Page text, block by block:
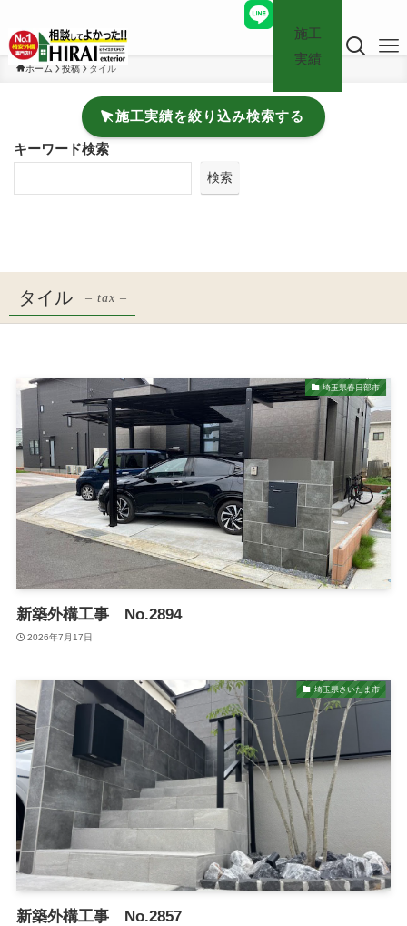
施工
実績
ホーム 投稿 タイル
施工実績を絞り込み検索する
キーワード検索
検索
タイル – tax –
埼玉県春日部市
新築外構工事 No.2894
2026年7月17日
埼玉県さいたま市
新築外構工事 No.2857